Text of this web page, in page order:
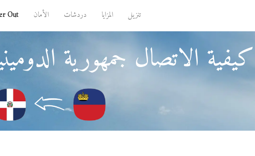
تنزيل المزايا دردشات الأمان Out
كيفية الاتصال جمهورية